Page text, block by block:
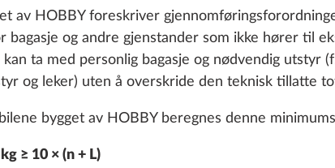
av HOBBY foreskriver
bagasje og andre gjenstander som ikke hører til
ta med personlig bagasje og nødvendig utstyr
og leker) uten å overskride den teknisk tillatte
bygget av HOBBY beregnes denne
≥ 10 × (n + L)